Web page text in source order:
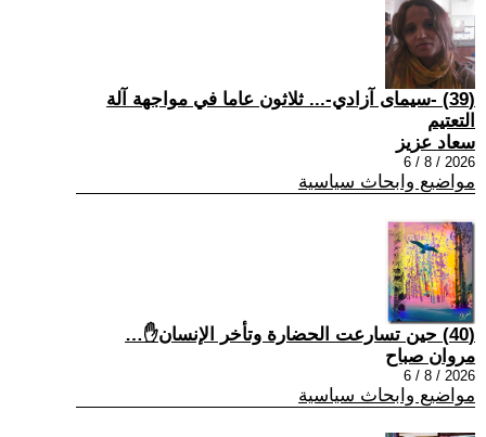
(39) -سيمای آزادي-... ثلاثون عاما في مواجهة آلة
التعتيم
سعاد عزيز
2026 / 8 / 6
مواضيع وابحاث سياسية
(40) حين تسارعت الحضارة وتأخر الإنسان✋…
مروان صباح
2026 / 8 / 6
مواضيع وابحاث سياسية